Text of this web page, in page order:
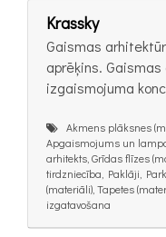
Krassky
Gaismas
aprēķins.
izgaismojuma
Akmens plāksnes
Apgaismojums un
arhitekts, Grīdas flīzes
tirdzniecība, Paklāji,
(materiāli), Tapetes
izgatavošana